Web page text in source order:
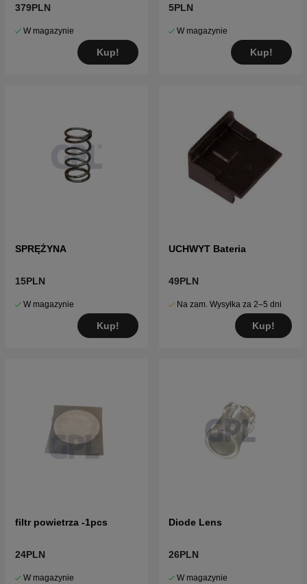
Mark II
379PLN
W magazynie
Kup!
5PLN
W magazynie
Kup!
SPRĘŻYNA
15PLN
W magazynie
Kup!
UCHWYT Bateria
49PLN
Na zam. Wysyłka za 2–5 dni
Kup!
filtr powietrza -1pcs
24PLN
W magazynie
Diode Lens
26PLN
W magazynie